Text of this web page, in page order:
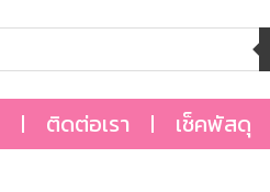
ติดต่อเรา เช็คพัสดุ